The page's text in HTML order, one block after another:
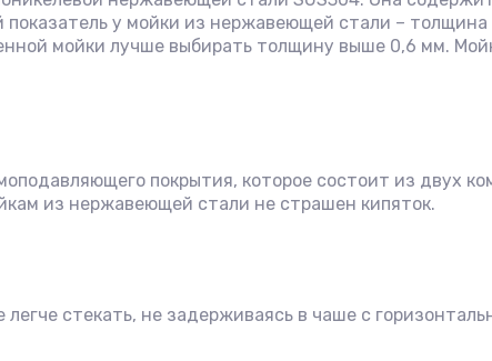
у мойки из нержавеющей стали –
мойки лучше выбирать толщину выше 0,6 мм.
покрытия, которое состоит из двух
из нержавеющей стали не страшен кипяток.
стекать, не задерживаясь в чаше с